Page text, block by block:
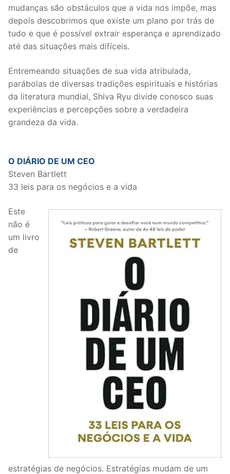
mudanças são obstáculos que a vida nos impõe, mas
depois descobrimos que existe um plano por trás de
tudo e que é possível extrair esperança e aprendizado
até das situações mais difíceis.
Entremeando situações de sua vida atribulada,
parábolas de diversas tradições espirituais e histórias
da literatura mundial, Shiva Ryu divide conosco suas
experiências e percepções sobre a verdadeira
grandeza da vida.
O DIÁRIO DE UM CEO
Steven Bartlett
33 leis para os negócios e a vida
Este
não é
um livro
de
estratégias de negócios. Estratégias mudam de um